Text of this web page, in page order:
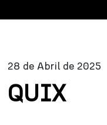
28 de Abril de 2025
QUIX